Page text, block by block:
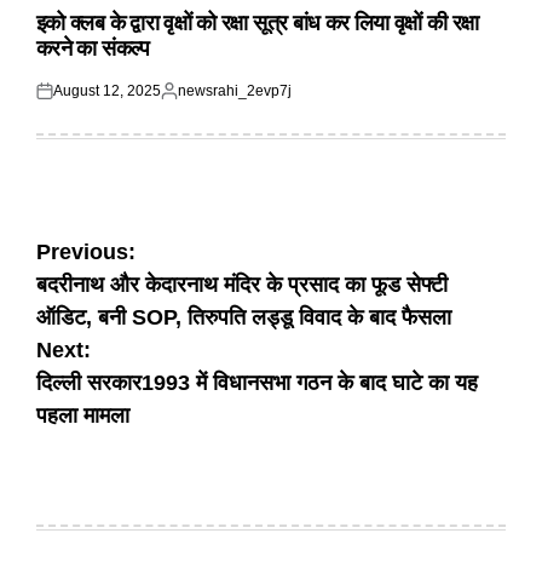
इको क्लब के द्वारा वृक्षों को रक्षा सूत्र बांध कर लिया वृक्षों की रक्षा
करने का संकल्प
Posted
August 12, 2025
Posted
newsrahi_2evp7j
Post
navigation
Previous:
बदरीनाथ और केदारनाथ मंदिर के प्रसाद का फूड सेफ्टी
ऑडिट, बनी SOP, तिरुपति लड्डू विवाद के बाद फैसला
Next:
दिल्ली सरकार1993 में विधानसभा गठन के बाद घाटे का यह
पहला मामला